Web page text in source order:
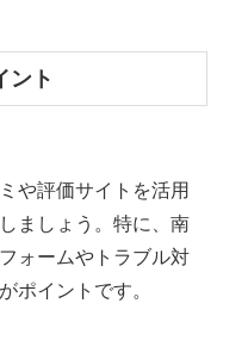
ント
や評価サイトを活用
ましょう。特に、南
ォームやトラブル対
ポイントです。